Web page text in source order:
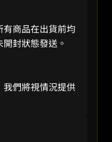
商品在出貨前均
封狀態發送。
們將視情況提供